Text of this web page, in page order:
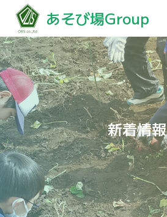
あそび場Group
新着情報